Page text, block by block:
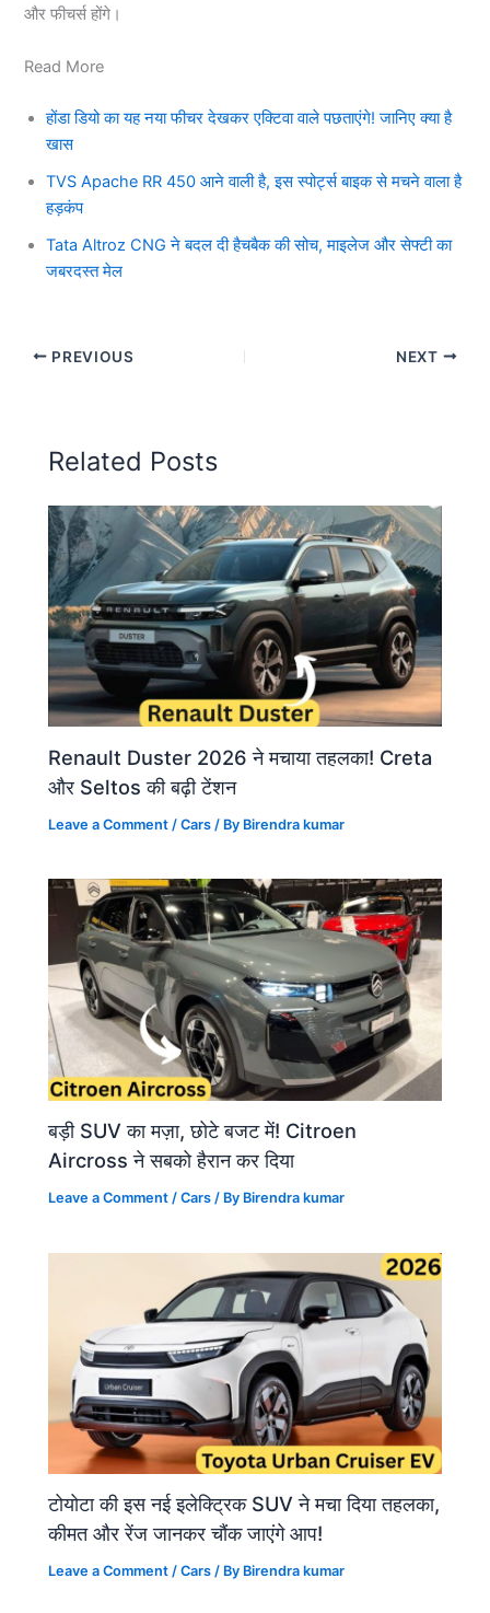
और फीचर्स होंगे।
Read More
होंडा डियो का यह नया फीचर देखकर एक्टिवा वाले पछताएंगे! जानिए क्या है
खास
TVS Apache RR 450 आने वाली है, इस स्पोर्ट्स बाइक से मचने वाला है
हड़कंप
Tata Altroz CNG ने बदल दी हैचबैक की सोच, माइलेज और सेफ्टी का
जबरदस्त मेल
PREVIOUS NEXT
Related Posts
Renault Duster 2026 ने मचाया तहलका! Creta
और Seltos की बढ़ी टेंशन
Leave a Comment /Cars / By Birendra kumar
बड़ी SUV का मज़ा, छोटे बजट में! Citroen
Aircross ने सबको हैरान कर दिया
Leave a Comment /Cars / By Birendra kumar
टोयोटा की इस नई इलेक्ट्रिक SUV ने मचा दिया तहलका,
कीमत और रेंज जानकर चौंक जाएंगे आप!
Leave a Comment /Cars / By Birendra kumar